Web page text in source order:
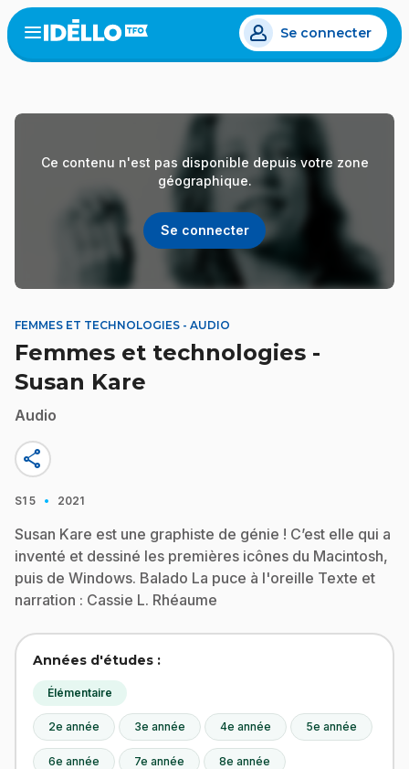
Aller
au
contenu
Open
menu
Se connecter
Ce contenu n'est pas disponible depuis votre zone
géographique.
Se connecter
FEMMES ET TECHNOLOGIES - AUDIO
Femmes et technologies -
Susan Kare
Audio
share
S1 5 · 2021
Susan Kare est une graphiste de génie ! C’est elle qui a
inventé et dessiné les premières icônes du Macintosh,
puis de Windows. Balado La puce à l'oreille Texte et
narration : Cassie L. Rhéaume
Années d'études :
Élémentaire
2e année 3e année 4e année 5e année
6e année 7e année 8e année